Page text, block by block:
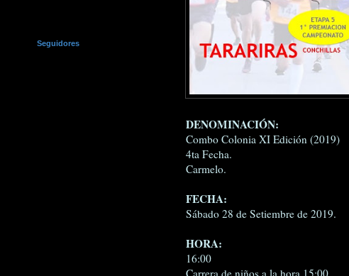
DENOMINACIÓN:
Combo Colonia XI Edición (2019)
4ta Fecha.
Carmelo.
FECHA:
Sábado 28 de Setiembre de 2019.
HORA:
16:00
Seguidores